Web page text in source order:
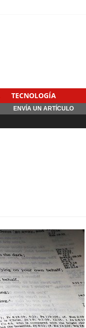
TECNOLOGÍA
ENVÍA UN ARTÍCULO